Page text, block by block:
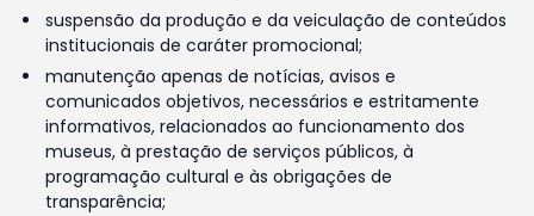
suspensão da produção e da veiculação de conteúdos
institucionais de caráter promocional;
manutenção apenas de notícias, avisos e
comunicados objetivos, necessários e estritamente
informativos, relacionados ao funcionamento dos
museus, à prestação de serviços públicos, à
programação cultural e às obrigações de
transparência;